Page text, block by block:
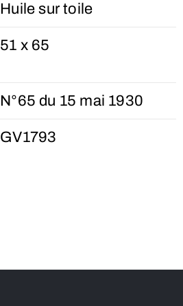
Huile sur toile
51 x 65
N°65 du 15 mai 1930
GV1793